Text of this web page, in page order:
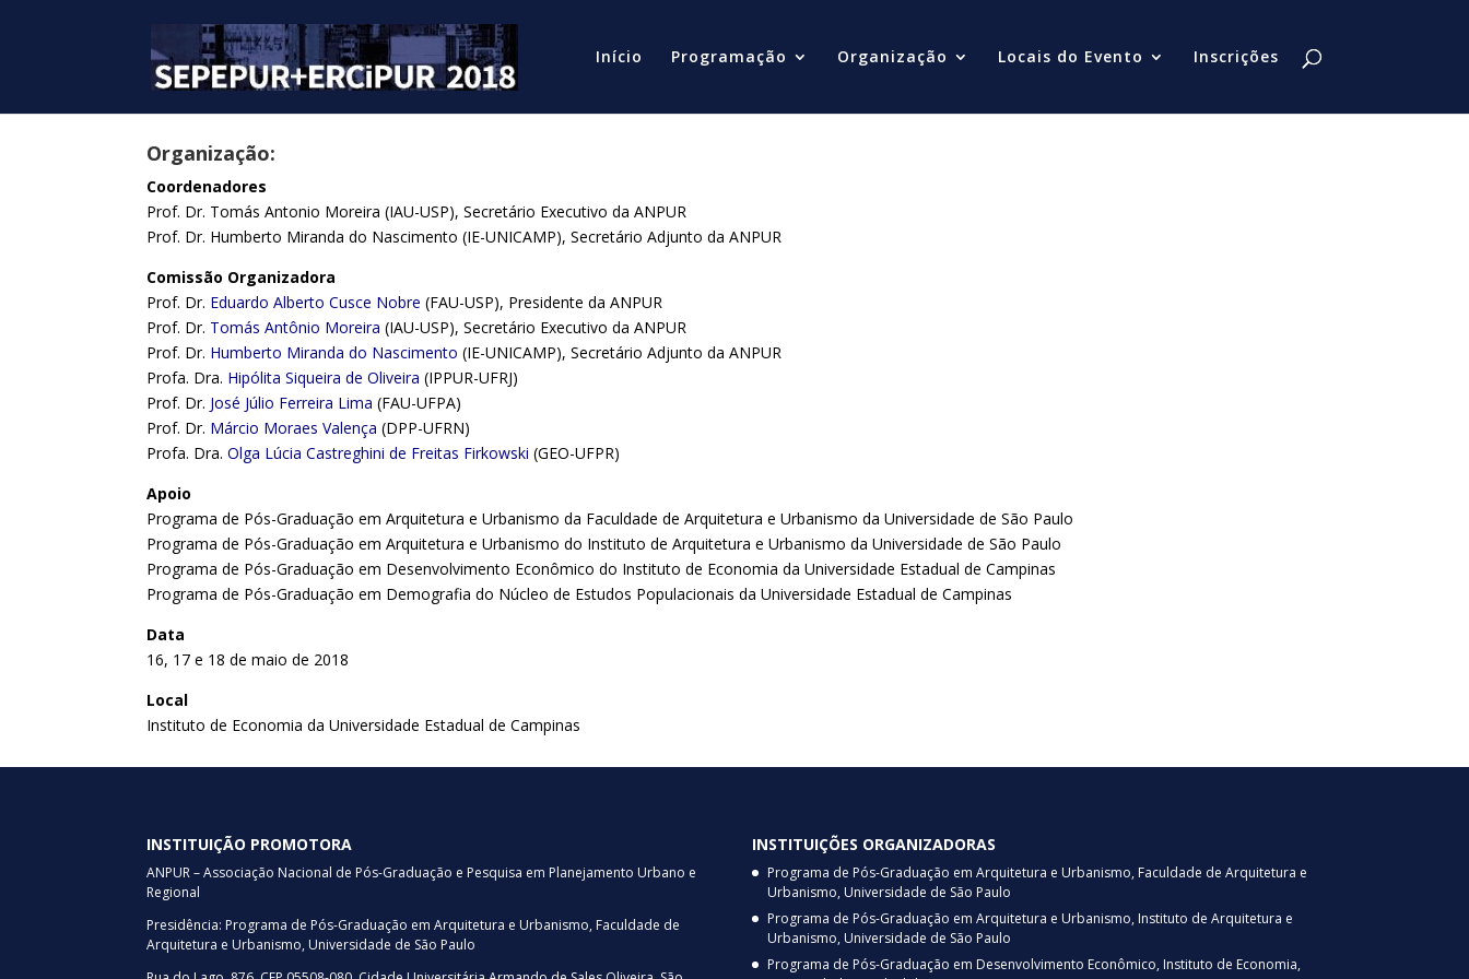
Início Programação Organização Locais do Evento Inscrições
Organização:
Coordenadores
Prof. Dr. Tomás Antonio Moreira (IAU-USP), Secretário Executivo da ANPUR
Prof. Dr. Humberto Miranda do Nascimento (IE-UNICAMP), Secretário Adjunto da ANPUR
Comissão Organizadora
Prof. Dr. Eduardo Alberto Cusce Nobre (FAU-USP), Presidente da ANPUR
Prof. Dr. Tomás Antônio Moreira (IAU-USP), Secretário Executivo da ANPUR
Prof. Dr. Humberto Miranda do Nascimento (IE-UNICAMP), Secretário Adjunto da ANPUR
Profa. Dra. Hipólita Siqueira de Oliveira (IPPUR-UFRJ)
Prof. Dr. José Júlio Ferreira Lima (FAU-UFPA)
Prof. Dr. Márcio Moraes Valença (DPP-UFRN)
Profa. Dra.Olga Lúcia Castreghini de Freitas Firkowski (GEO-UFPR)
Apoio
Programa de Pós-Graduação em Arquitetura e Urbanismo da Faculdade de Arquitetura e Urbanismo da Universidade de São Paulo
Programa de Pós-Graduação em Arquitetura e Urbanismo do Instituto de Arquitetura e Urbanismo da Universidade de São Paulo
Programa de Pós-Graduação em Desenvolvimento Econômico do Instituto de Economia da Universidade Estadual de Campinas
Programa de Pós-Graduação em Demografia do Núcleo de Estudos Populacionais da Universidade Estadual de Campinas
Data
16, 17 e 18 de maio de 2018
Local
Instituto de Economia da Universidade Estadual de Campinas
INSTITUIÇÃO PROMOTORA
ANPUR – Associação Nacional de Pós-Graduação e Pesquisa em Planejamento Urbano e
Regional
Presidência: Programa de Pós-Graduação em Arquitetura e Urbanismo, Faculdade de
Arquitetura e Urbanismo, Universidade de São Paulo
INSTITUIÇÕES ORGANIZADORAS
Programa de Pós-Graduação em Arquitetura e Urbanismo, Faculdade de Arquitetura e
Urbanismo, Universidade de São Paulo
Programa de Pós-Graduação em Arquitetura e Urbanismo, Instituto de Arquitetura e
Urbanismo, Universidade de São Paulo
Programa de Pós-Graduação em Desenvolvimento Econômico, Instituto de Economia,